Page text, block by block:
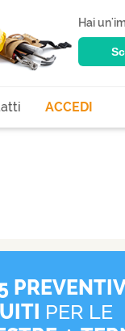
Hai
ACCEDI
PER LE